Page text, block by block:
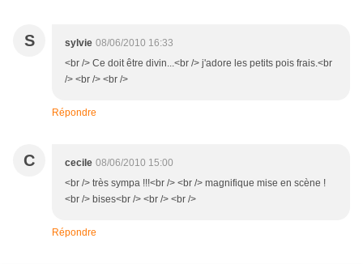
S sylvie 08/06/2010 16:33
<br /> Ce doit être divin...<br /> j'adore les petits pois frais.<br
/> <br /> <br />
Répondre
C cecile 08/06/2010 15:00
<br /> très sympa !!!<br /> <br /> magnifique mise en scène !
<br /> bises<br /> <br /> <br />
Répondre